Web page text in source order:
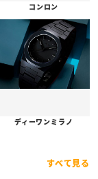
コンロン
ディーワンミラノ
すべて見る